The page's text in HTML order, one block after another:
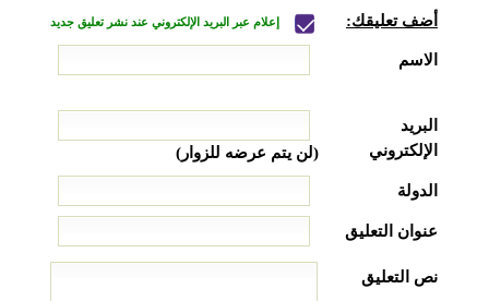
أضف تعليقك: إعلام عبر البريد الإلكتروني عند نشر تعليق جديد
الاسم
البريد
الإلكتروني
(لن يتم عرضه للزوار)
الدولة
عنوان التعليق
نص التعليق